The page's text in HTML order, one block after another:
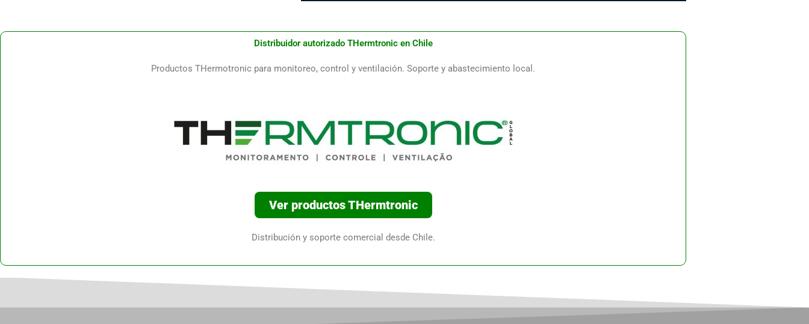
Distribuidor autorizado THermtronic en Chile
Productos THermotronic para monitoreo, control y ventilación. Soporte y abastecimiento local.
Ver productos THermtronic
Distribución y soporte comercial desde Chile.